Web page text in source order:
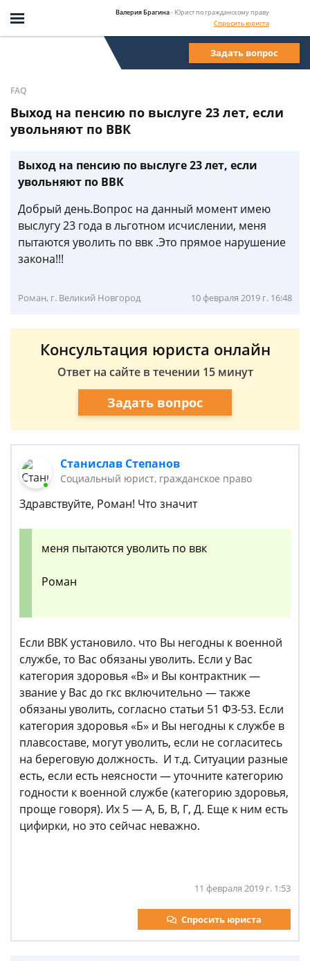
Валерия Брагина- Юрист по гражданскому праву
Спросить юриста
Задать вопрос
FAQ
Выход на пенсию по выслуге 23 лет, если
увольняют по ВВК
Выход на пенсию по выслуге 23 лет, если
увольняют по ВВК
Добрый день.Вопрос на данный момент имею
выслугу 23 года в льготном исчислении, меня
пытаются уволить по ввк .Это прямое нарушение
закона!!!
Роман, г. Великий Новгород 10 февраля 2019 г. 16:48
Консультация юриста онлайн
Ответ на сайте в течении 15 минут
Задать вопрос
Станислав Степанов
Социальный юрист, гражданское право
Здравствуйте, Роман! Что значит
меня пытаются уволить по ввк
Роман
Если ВВК установило. что Вы негодны к военной
службе, то Вас обязаны уволить. Если у Вас
категория здоровья «В» и Вы контрактник —
звание у Вас до гкс включительно — также
обязаны уволить, согласно статьи 51 ФЗ-53. Если
категория здоровья «Б» и Вы негодны к службе в
плавсоставе, могут уволить, если не согласитесь
на береговую должность. И т.д. Ситуации разные
есть, если есть неясности — уточните категорию
годности к военной службе (категорию здоровья,
проще говоря). Их 5 — А, Б, В, Г, Д. Еще к ним есть
цифирки, но это сейчас неважно.
11 февраля 2019 г. 1:53
Спросить юриста